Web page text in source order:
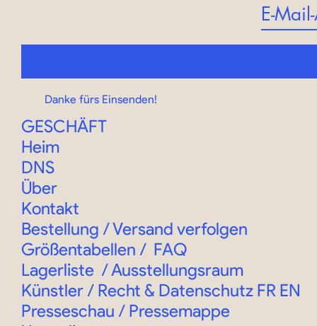
GESCHÄFT
Heim
DNS
Über
Kontakt
Danke fürs Einsenden!
Bestellung /Versand verfolgen
Größentabellen / FAQ
Lagerliste /Ausstellungsraum
Künstler / Recht & Datenschutz FR EN
Presseschau / Pressemappe